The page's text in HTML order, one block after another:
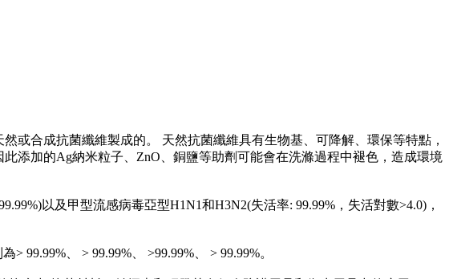
或合成抗菌纖維製成的。 天然抗菌纖維具有生物基、可降解、環保等特點，
添加的Ag納米粒子、ZnO、銅鹽等助劑可能會在洗滌過程中褪色，造成環境
以及甲型流感病毒亞型H1N1和H3N2(失活率: 99.99%，失活對數>4.0)，
99.99%、 > 99.99%、 >99.99%、 > 99.99%。